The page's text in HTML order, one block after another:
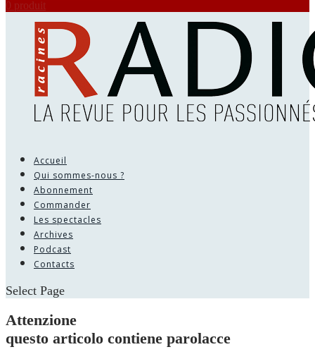
0 produit
Accueil
Qui sommes-nous ?
Abonnement
Commander
Les spectacles
Archives
Podcast
Contacts
Select Page
Attenzione
questo articolo contiene parolacce